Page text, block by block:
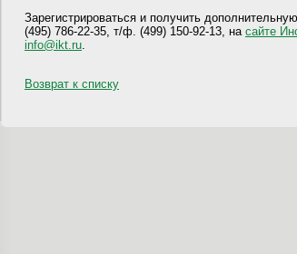
Зарегистрироваться и получить
(495) 786-22-35, т/ф. (499) 150-92-13, на сайте
info@ikt.ru
Возврат к списку